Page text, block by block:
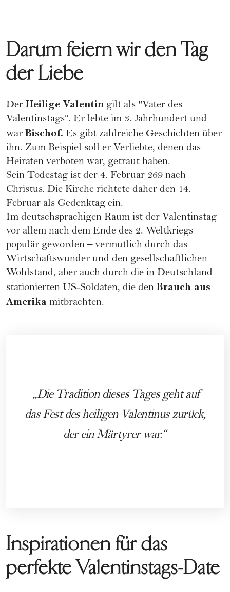
Darum feiern wir den Tag
der Liebe
Der Heilige Valentin gilt als "Vater des
Valentinstags“. Er lebte im 3. Jahrhundert und
war Bischof. Es gibt zahlreiche Geschichten über
ihn. Zum Beispiel soll er Verliebte, denen das
Heiraten verboten war, getraut haben.
Sein Todestag ist der 4. Februar 269 nach
Christus. Die Kirche richtete daher den 14.
Februar als Gedenktag ein.
Im deutschsprachigen Raum ist der Valentinstag
vor allem nach dem Ende des 2. Weltkriegs
populär geworden – vermutlich durch das
Wirtschaftswunder und den gesellschaftlichen
Wohlstand, aber auch durch die in Deutschland
stationierten US-Soldaten, die den Brauch aus
Amerika mitbrachten.
Die Tradition dieses Tages geht auf
das Fest des heiligen Valentinus zurück,
der ein Märtyrer war.
Inspirationen für das
perfekte Valentinstags-Date